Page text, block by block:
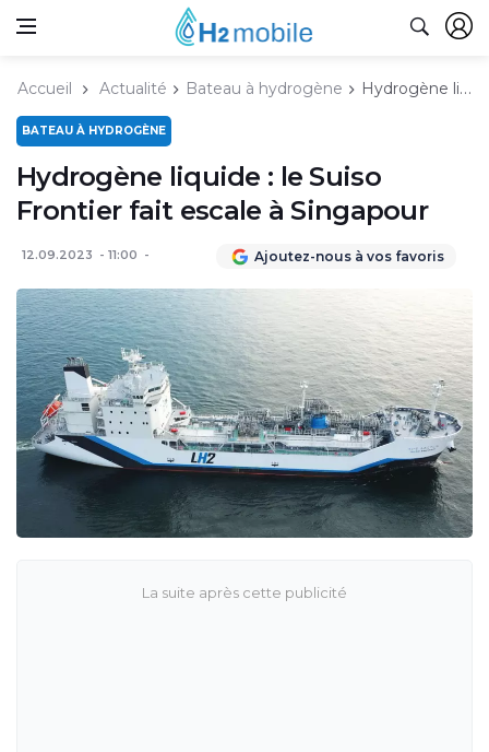
Accueil Actualité Bateau à hydrogène Hydrogène liquide : le Suiso Frontier fait escale à Singapour
BATEAU À HYDROGÈNE
Hydrogène liquide : le Suiso
Frontier fait escale à Singapour
12.09.2023 11:00 Ajoutez-nous à vos favoris